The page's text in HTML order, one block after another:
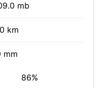
mb
km
mm
86%